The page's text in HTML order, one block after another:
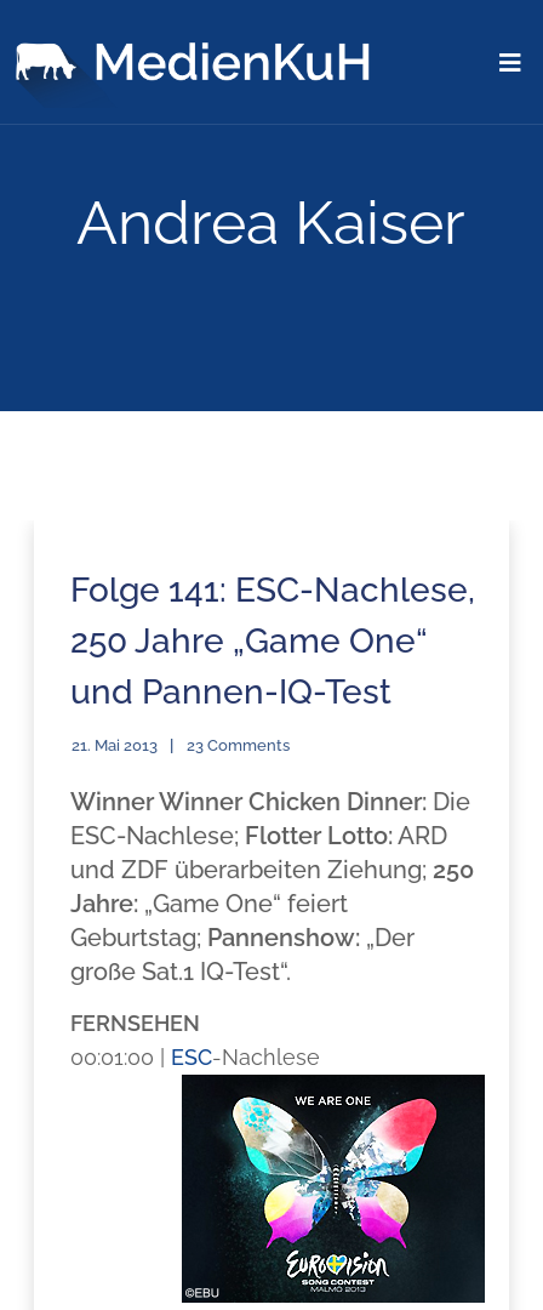
Andrea Kaiser
Folge 141: ESC-Nachlese,
250 Jahre „Game One“
und Pannen-IQ-Test
21. Mai 2013 23 Comments
Winner Winner Chicken Dinner: Die
ESC-Nachlese; Flotter Lotto: ARD
und ZDF überarbeiten Ziehung;250
Jahre: „Game One“ feiert
Geburtstag; Pannenshow: „Der
große Sat.1 IQ-Test“.
FERNSEHEN
00:01:00 | ESC-Nachlese